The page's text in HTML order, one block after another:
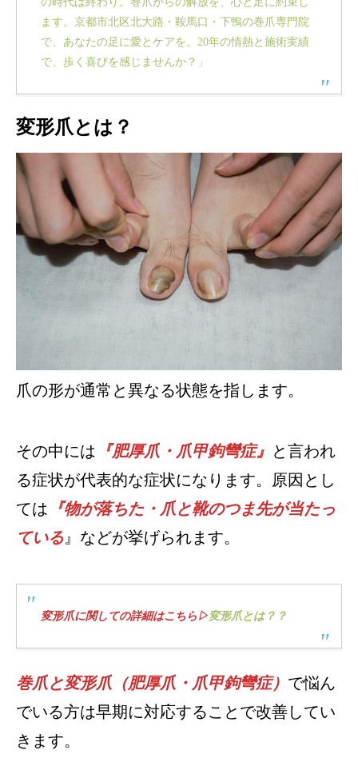
ます。京都市北区北大路・鞍馬口・下鴨の巻爪専門院
で、あなたの足に愛とケアを。20年の情熱と施術実績
で、歩く喜びを感じませんか？」
変形爪とは？
爪の形が通常と異なる状態を指します。
その中には 『肥厚爪・爪甲鉤彎症』 と言われ
る症状が代表的な症状になります。原因とし
ては 『物が落ちた・爪と靴のつま先が当たっ
ている 』などが挙げられます。
変形爪に関しての詳細はこちら▷変形爪とは？？
巻爪と変形爪（肥厚爪・爪甲鉤彎症） で悩ん
でいる方は早期に対応することで改善してい
きます。